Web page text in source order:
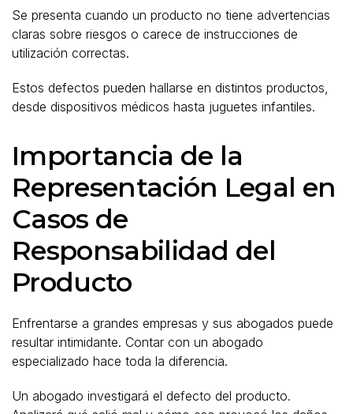
Se presenta cuando un producto no tiene advertencias
claras sobre riesgos o carece de instrucciones de
utilización correctas.
Estos defectos pueden hallarse en distintos productos,
desde dispositivos médicos hasta juguetes infantiles.
Importancia de la
Representación Legal en
Casos de
Responsabilidad del
Producto
Enfrentarse a grandes empresas y sus abogados puede
resultar intimidante. Contar con un abogado
especializado hace toda la diferencia.
Un abogado investigará el defecto del producto.